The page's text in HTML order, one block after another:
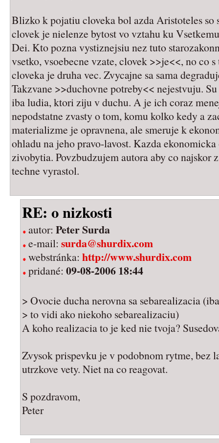
Blizko k pojatiu cloveka bol azda Aristoteles
clovek je nielenze bytost vo vztahu ku
Dei. Kto pozna vystiznejsiu nez tuto
vsetko, vsoebecne vzate, clovek >>je<<, no co
cloveka je druha vec. Zvycajne sa sama
Takzvane >>duchovne potreby<< nejestvuju.
iba ludia, ktori ziju v duchu. A je ich coraz
nepodstatne zvasty o tom, komu kolko kedy a
materializme je opravnena, ale smeruje k
ohladu na jeho pravo-lavost. Kazda
zivobytia. Povzbudzujem autora aby co najskor
techne vyrastol.
RE: o nizkosti
autor: Peter Surda
e-mail: surda@shurdix.com
webstránka: http://www.shurdix.com
pridané: 09-08-2006 18:44
> Ovocie ducha nerovna sa sebarealizacia
> to vidi ako niekoho sebarealizaciu)
A koho realizacia to je ked nie tvoja?
Zvysok prispevku je v podobnom rytme, bez
utrzkove vety. Niet na co reagovat.
S pozdravom,
Peter